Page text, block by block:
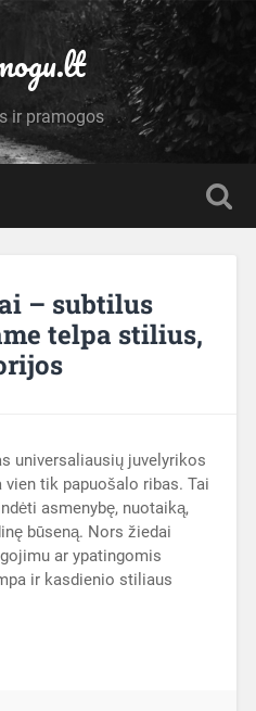
ir pramogos
– subtilus
telpa stilius,
universaliausių juvelyrikos
tik papuošalo ribas. Tai
asmenybę, nuotaiką,
būseną. Nors žiedai
ar ypatingomis
ir kasdienio stiliaus